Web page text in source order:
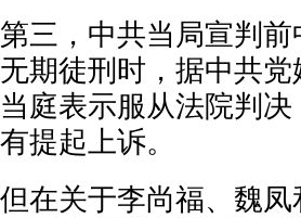
第三，中共当局宣判
无期徒刑时，据中共
当庭表示服从法院判
有提起上诉。
但在关于李尚福、魏